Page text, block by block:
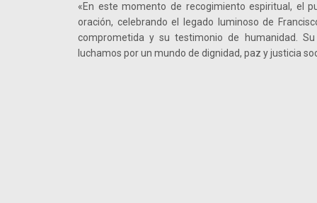
«En este momento de recogimiento espiritual, el
oración, celebrando el legado luminoso de
comprometida y su testimonio de humanidad.
luchamos por un mundo de dignidad, paz y justicia